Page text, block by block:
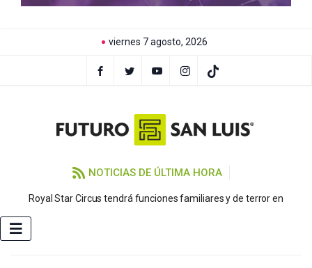
viernes 7 agosto, 2026
NOTICIAS DE ÚLTIMA HORA
Royal Star Circus tendrá funciones familiares y de terror en